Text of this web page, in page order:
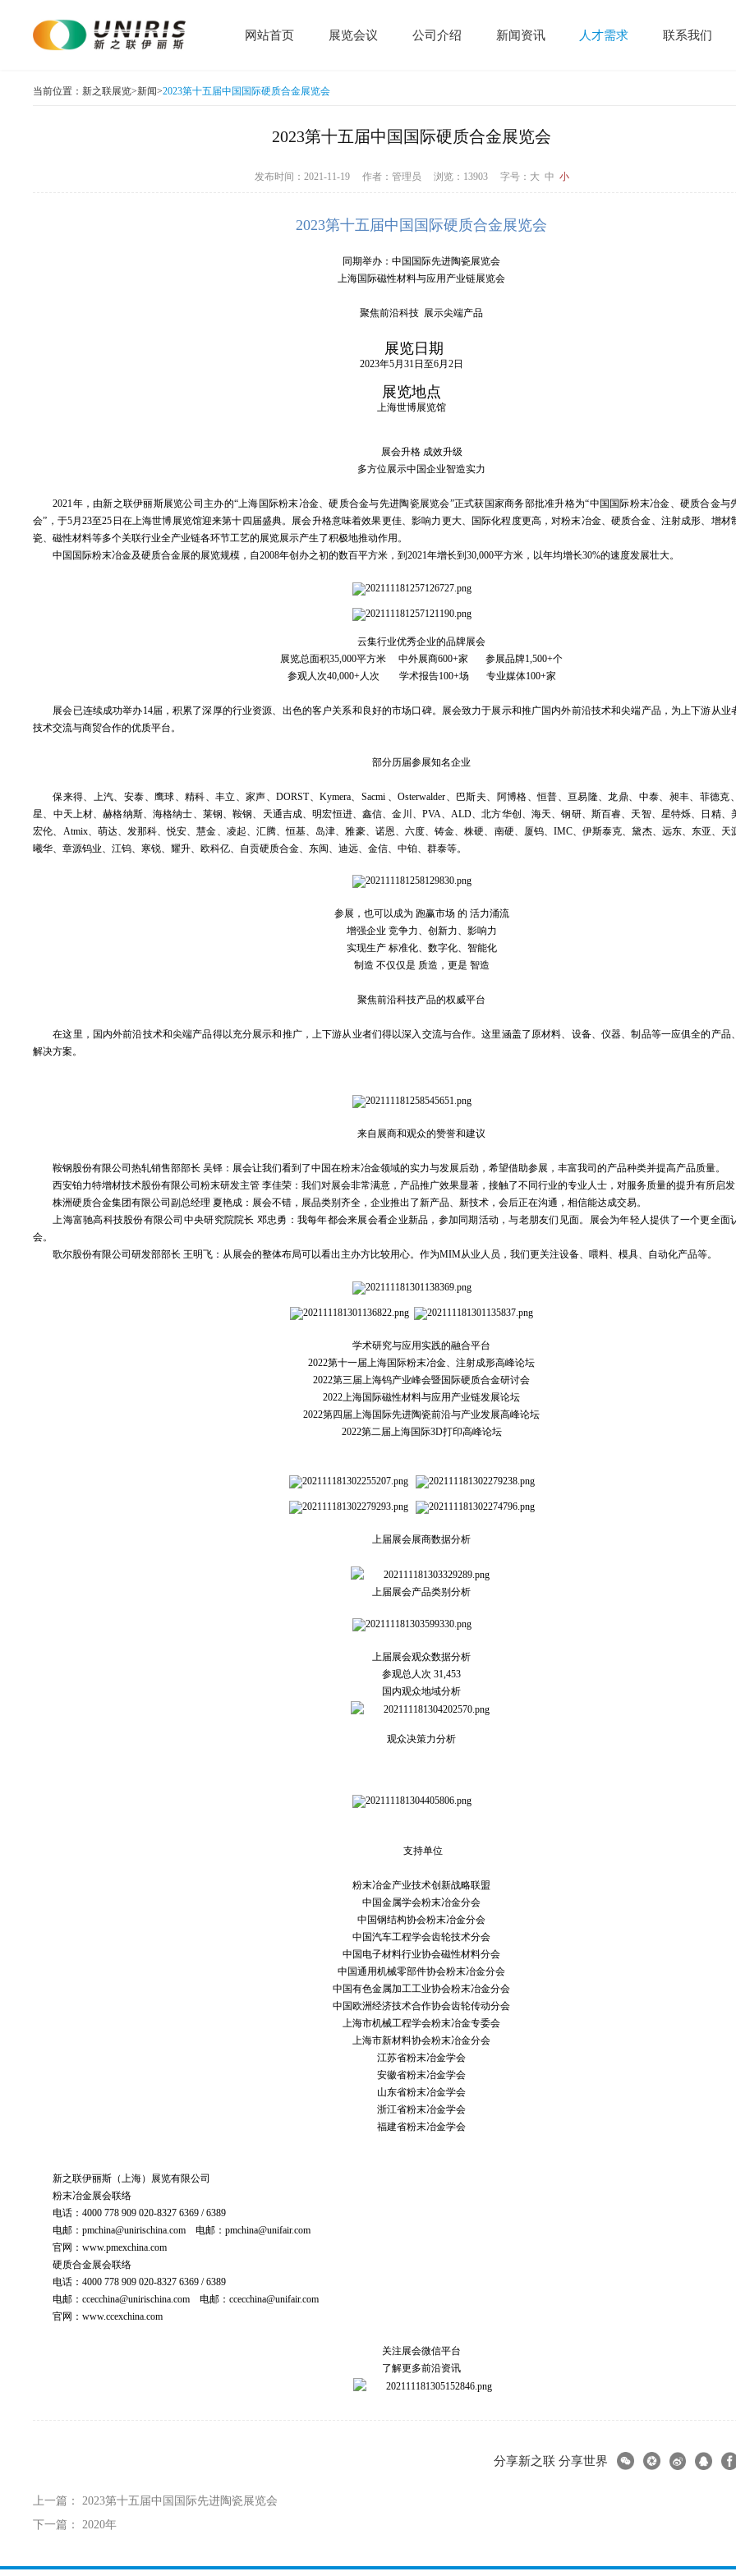
网站首页 展览会议 公司介绍 新闻资讯 人才需求 联系我们
当前位置：新之联展览>新闻>2023第十五届中国国际硬质合金展览会
2023第十五届中国国际硬质合金展览会
发布时间：2021-11-19 作者：管理员 浏览：13903 字号： 大 中 小
2023第十五届中国国际硬质合金展览会
同期举办：中国国际先进陶瓷展览会
上海国际磁性材料与应用产业链展览会
聚焦前沿科技 展示尖端产品
展览日期
2023年5月31日至6月2日
展览地点
上海世博展览馆
展会升格 成效升级
多方位展示中国企业智造实力
2021年，由新之联伊丽斯展览公司主办的“上海国际粉末冶金、硬质合金与先进陶瓷展览会”正式获国家商务部批准升格为“中国国际粉末冶金、硬质合金与
会”，于5月23至25日在上海世博展览馆迎来第十四届盛典。展会升格意味着效果更佳、影响力更大、国际化程度更高，对粉末冶金、硬质合金、注射成形、增材
瓷、磁性材料等多个关联行业全产业链各环节工艺的展览展示产生了积极地推动作用。
中国国际粉末冶金及硬质合金展的展览规模，自2008年创办之初的数百平方米，到2021年增长到30,000平方米，以年均增长30%的速度发展壮大。
云集行业优秀企业的品牌展会
展览总面积35,000平方米 中外展商600+家 参展品牌1,500+个
参观人次40,000+人次 学术报告100+场 专业媒体100+家
展会已连续成功举办14届，积累了深厚的行业资源、出色的客户关系和良好的市场口碑。展会致力于展示和推广国内外前沿技术和尖端产品，为上下游从业
技术交流与商贸合作的优质平台。
部分历届参展知名企业
保来得、上汽、安泰、鹰球、精科、丰立、家声、DORST、Kymera、Sacmi 、Osterwalder、巴斯夫、阿博格、恒普、亘易隆、龙鼎、中泰、昶丰、菲德克
星、中天上材、赫格纳斯、海格纳士、莱钢、鞍钢、天通吉成、明宏恒进、鑫信、金川、PVA、ALD、北方华创、海天、钢研、斯百睿、天智、星特烁、日精、
宏伦、Atmix、萌达、发那科、悦安、慧金、凌起、汇腾、恒基、岛津、雅豪、诺恩、六度、铸金、株硬、南硬、厦钨、IMC、伊斯泰克、黛杰、远东、东亚、天
曦华、章源钨业、江钨、寒锐、耀升、欧科亿、自贡硬质合金、东闽、迪远、金信、中铂、群泰等。
参展，也可以成为 跑赢市场 的 活力涌流
增强企业 竞争力、创新力、影响力
实现生产 标准化、数字化、智能化
制造 不仅仅是 质造，更是 智造
聚焦前沿科技产品的权威平台
在这里，国内外前沿技术和尖端产品得以充分展示和推广，上下游从业者们得以深入交流与合作。这里涵盖了原材料、设备、仪器、制品等一应俱全的产品
解决方案。
来自展商和观众的赞誉和建议
鞍钢股份有限公司热轧销售部部长 吴铎： 展会让我们看到了中国在粉末冶金领域的实力与发展后劲，希望借助参展，丰富我司的产品种类并提高产品质量。
西安铂力特增材技术股份有限公司粉末研发主管 李佳荣：我们对展会非常满意，产品推广效果显著，接触了不同行业的专业人士，对服务质量的提升有所启
株洲硬质合金集团有限公司副总经理 夏艳成： 展会不错，展品类别齐全，企业推出了新产品、新技术，会后正在沟通，相信能达成交易。
上海富驰高科技股份有限公司中央研究院院长 邓忠勇： 我每年都会来展会看企业新品，参加同期活动，与老朋友们见面。展会为年轻人提供了一个更全面
会。
歌尔股份有限公司研发部部长 王明飞： 从展会的整体布局可以看出主办方比较用心。作为MIM从业人员，我们更关注设备、喂料、模具、自动化产品等。
学术研究与应用实践的融合平台
2022第十一届上海国际粉末冶金、注射成形高峰论坛
2022第三届上海钨产业峰会暨国际硬质合金研讨会
2022上海国际磁性材料与应用产业链发展论坛
2022第四届上海国际先进陶瓷前沿与产业发展高峰论坛
2022第二届上海国际3D打印高峰论坛
上届展会展商数据分析
上届展会产品类别分析
上届展会观众数据分析
参观总人次 31,453
国内观众地域分析
观众决策力分析
支持单位
粉末冶金产业技术创新战略联盟
中国金属学会粉末冶金分会
中国钢结构协会粉末冶金分会
中国汽车工程学会齿轮技术分会
中国电子材料行业协会磁性材料分会
中国通用机械零部件协会粉末冶金分会
中国有色金属加工工业协会粉末冶金分会
中国欧洲经济技术合作协会齿轮传动分会
上海市机械工程学会粉末冶金专委会
上海市新材料协会粉末冶金分会
江苏省粉末冶金学会
安徽省粉末冶金学会
山东省粉末冶金学会
浙江省粉末冶金学会
福建省粉末冶金学会
新之联伊丽斯（上海）展览有限公司
粉末冶金展会联络
电话：4000 778 909 020-8327 6369 / 6389
电邮：pmchina@unirischina.com 电邮：pmchina@unifair.com
官网：www.pmexchina.com
硬质合金展会联络
电话：4000 778 909 020-8327 6369 / 6389
电邮：ccecchina@unirischina.com 电邮：ccecchina@unifair.com
官网：www.ccexchina.com
关注展会微信平台
了解更多前沿资讯
分享新之联 分享世界
上一篇： 2023第十五届中国国际先进陶瓷展览会
下一篇： 2020年